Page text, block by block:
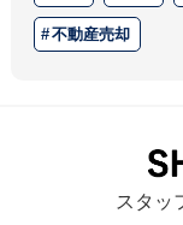
不動産売却
スタッ